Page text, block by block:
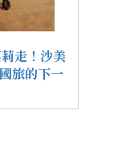
走！沙美
旅的下一